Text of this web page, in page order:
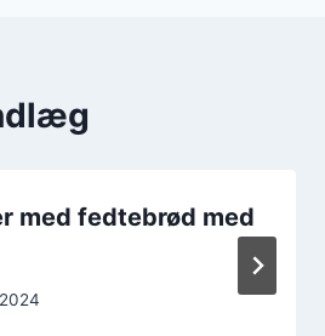
med fedtebrød med